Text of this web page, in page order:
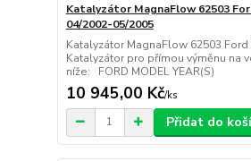
Katalyzátor MagnaFlow 62503
04/2002-05/2005
Katalyzátor MagnaFlow 62503 Ford
Katalyzátor pro přímou výměnu na
níže: FORD MODEL YEAR(S)
10 945,00 Kč/ks
Přidat do